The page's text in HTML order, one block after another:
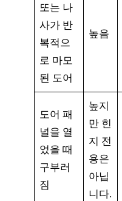
또는 나
사가 반
복적으
로 마모
된 도어
높음
도어 패
널을 열
었을 때
구부러
짐
높지
만 힌
지 전
용은
아닙
니다.